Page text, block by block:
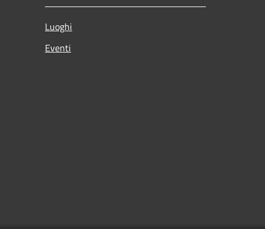
Luoghi
Eventi